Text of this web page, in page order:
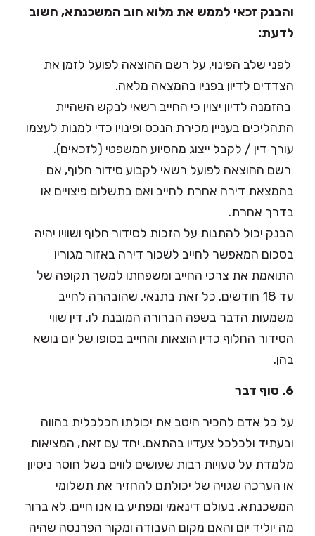
והבנק זכאי לממש את מלוא חוב המשכנתא, חשוב
לדעת:
 לפני שלב הפינוי, על רשם ההוצאה לפועל לזמן את
הצדדים לדיון בפניו בהמצאה מלאה.
 בהזמנה לדיון יצוין כי החייב רשאי לבקש השהיית
התהליכים בעניין מכירת הנכס ופינויו כדי למנות לעצמו
עורך דין / לקבל ייצוג מהסיוע המשפטי (לזכאים).
 רשם ההוצאה לפועל רשאי לקבוע סידור חלוף, אם
בהמצאת דירה אחרת לחייב ואם בתשלום פיצויים או
בדרך אחרת.
הבנק יכול להתנות על הזכות לסידור חלוף ושוויו יהיה
בסכום המאפשר לחייב לשכור דירה באזור מגוריו
התואמת את צרכי החייב ומשפחתו למשך תקופה של
עד 18 חודשים. כל זאת בתנאי, שהובהרה לחייב
משמעות הדבר בשפה הברורה המובנת לו. דין שווי
הסידור החלוף כדין הוצאות והחייב בסופו של יום נושא
בהן.
6. סוף דבר
על כל אדם להכיר היטב את יכולתו הכלכלית בהווה
ובעתיד ולכלכל צעדיו בהתאם. יחד עם זאת, המציאות
מלמדת על טעויות רבות שעושים לווים בשל חוסר ניסיון
או הערכה שגויה של יכולתם להחזיר את תשלומי
המשכנתא. בעולם דינאמי ומפתיע בו אנו חיים, לא ברור
מה יוליד יום והאם מקום העבודה ומקור הפרנסה שהיה